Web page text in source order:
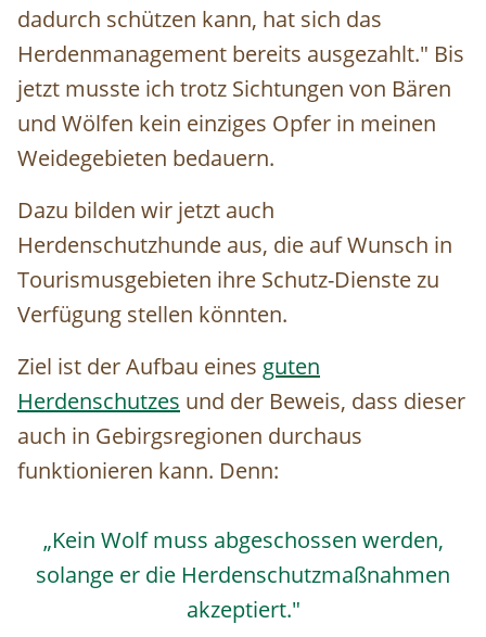
dadurch schützen kann, hat sich das
Herdenmanagement bereits ausgezahlt." Bis
jetzt musste ich trotz Sichtungen von Bären
und Wölfen kein einziges Opfer in meinen
Weidegebieten bedauern.
Dazu bilden wir jetzt auch
Herdenschutzhunde aus, die auf Wunsch in
Tourismusgebieten ihre Schutz-Dienste zu
Verfügung stellen könnten.
Ziel ist der Aufbau eines guten
Herdenschutzes und der Beweis, dass dieser
auch in Gebirgsregionen durchaus
funktionieren kann. Denn:
„Kein Wolf muss abgeschossen werden,
solange er die Herdenschutzmaßnahmen
akzeptiert."